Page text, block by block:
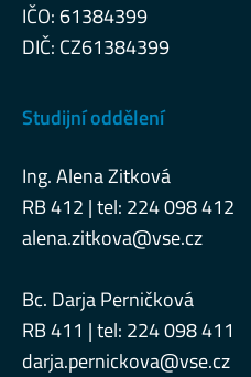
IČO: 61384399
DIČ: CZ61384399
Studijní oddělení
Ing. Alena Zitková
RB 412 | tel: 224 098 412
alena.zitkova@vse.cz
Bc. Darja Perničková
RB 411 | tel: 224 098 411
darja.pernickova@vse.cz